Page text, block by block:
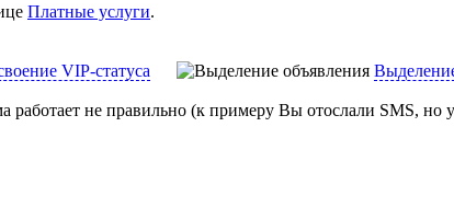
Платные услуги.
VIP-статуса
не правильно (к примеру Вы отослали SMS, но